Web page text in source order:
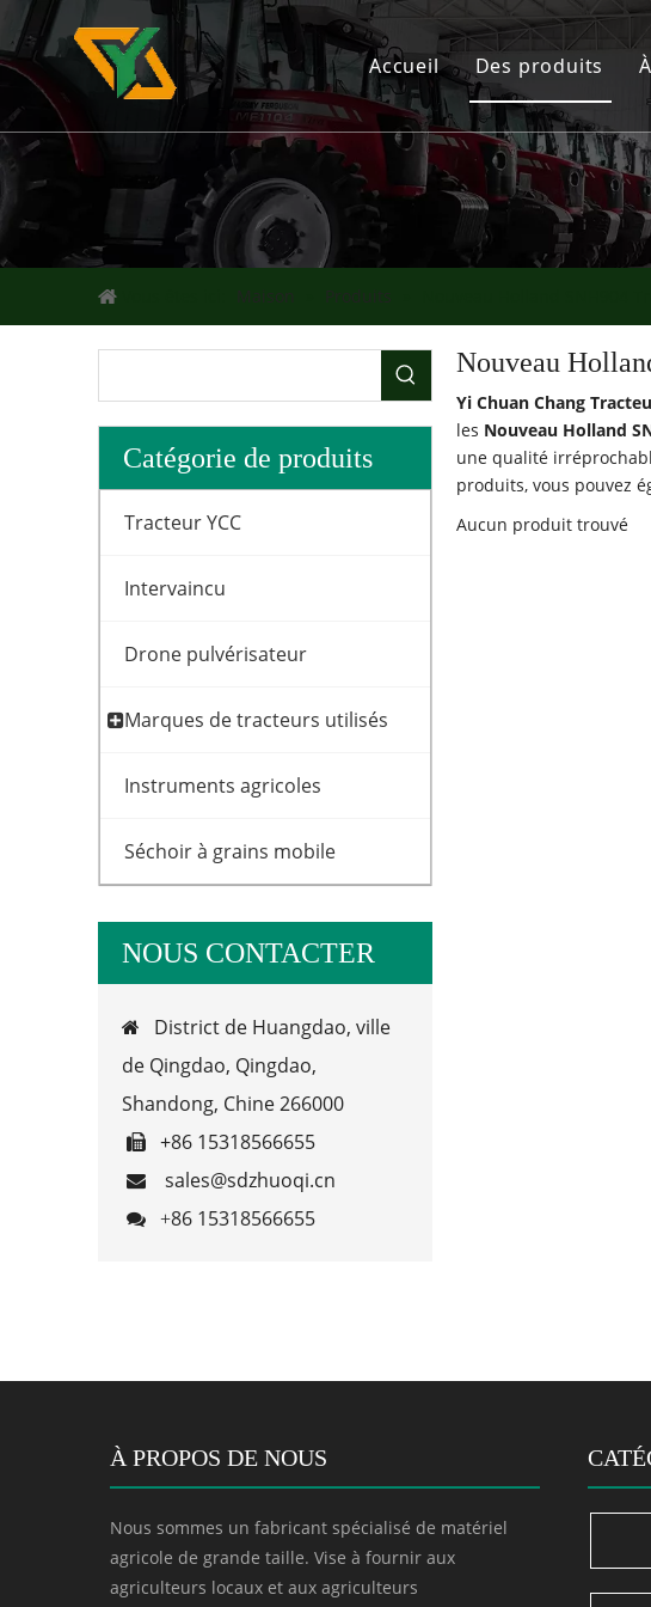
Accueil Des produits
Tracteur YCC
Intervaincu
Instruments
Catégorie de produits
Tracteur YCC
Intervaincu
Drone pulvérisateur
Marques de tracteurs utilisés
Instruments agricoles
Séchoir à grains mobile
NOUS CONTACTER

District de Huangdao, ville
de Qingdao, Qingdao,
Shandong, Chine 266000
 +86 15318566655
 sales@sdzhuoqi.cn
 +86 15318566655
Nouveau
Yi Chuan Chang
les Nouveau Holland
une qualité
produits, vous pouvez
Aucun produit trouvé
À PROPOS DE NOUS
Nous sommes un fabricant spécialisé de matériel
agricole de grande taille. Vise à fournir aux
agriculteurs locaux et aux agriculteurs